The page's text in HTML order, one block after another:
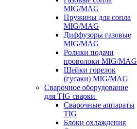
MIG/MAG
Пружины для сопла
MIG/MAG
Диффузоры газовые
MIG/MAG
Ролики подачи
проволоки MIG/MAG
Шейки горелок
(гусаки) MIG/MAG
Сварочное оборудование
для TIG сварки
Сварочные аппараты
TIG
Блоки охлаждения